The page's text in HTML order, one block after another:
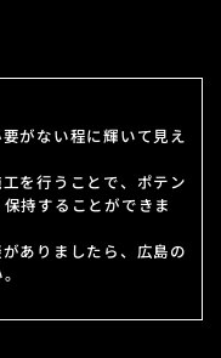
がない程に輝いて見え
を行うことで、ポテン
持することができま
ありましたら、広島の